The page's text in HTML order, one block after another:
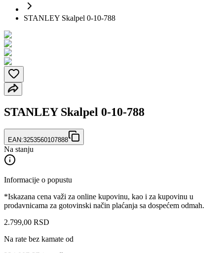
STANLEY Skalpel 0-10-788
STANLEY Skalpel 0-10-788
EAN:3253560107888
Na stanju
Informacije o popustu
*Iskazana cena važi za online kupovinu, kao i za kupovinu u
prodavnicama za gotovinski način plaćanja sa dospećem odmah.
2.799,00 RSD
Na rate bez kamate od